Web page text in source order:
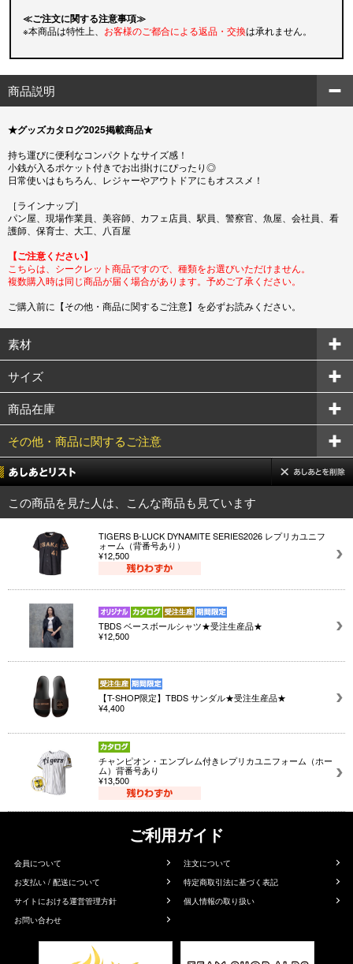
≪ご注文に関する注意事項≫
※本商品は特性上、 お客様のご都合による返品・交換は承れません。
商品説明
★グッズカタログ2025掲載商品★
持ち運びに便利なコンパクトなサイズ感！
小銭が入るポケット付きでお出掛けにぴったり◎
日常使いはもちろん、レジャーやアウトドアにもオススメ！
［ラインナップ］
パン屋、現場作業員、美容師、カフェ店員、駅員、警察官、魚屋、会社員、看
護師、保育士、大工、八百屋
【ご注意ください】
こちらは、シークレット商品ですので、種類をお選びいただけません。
複数購入時は同じ商品が届く場合があります。予めご了承ください。
ご購入前に【その他・商品に関するご注意】を必ずお読みください。
素材
サイズ
商品在庫
その他・商品に関するご注意
この商品を見た人は、こんな商品も見ています
TIGERS B-LUCK DYNAMITE SERIES2026 レプリカユニフ
ォーム（背番号あり）
¥12,500
TBDS ベースボールシャツ★受注生産品★
¥12,500
【T-SHOP限定】TBDS サンダル★受注生産品★
¥4,400
チャンピオン・エンブレム付きレプリカユニフォーム（ホー
ム）背番号あり
¥13,500
ご利用ガイド
会員について
注文について
お支払い / 配送について
特定商取引法に基づく表記
サイトにおける運営管理方針
個人情報の取り扱い
お問い合わせ